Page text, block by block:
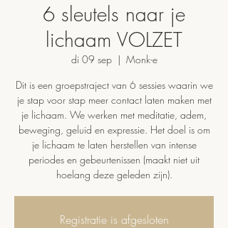
6 sleutels naar je
lichaam VOLZET
di 09 sep
  |
Monk-e
Dit is een groepstraject van 6 sessies waarin we
je stap voor stap meer contact laten maken met
je lichaam. We werken met meditatie, adem,
beweging, geluid en expressie. Het doel is om
je lichaam te laten herstellen van intense
periodes en gebeurtenissen (maakt niet uit
hoelang deze geleden zijn).
Registratie is afgesloten